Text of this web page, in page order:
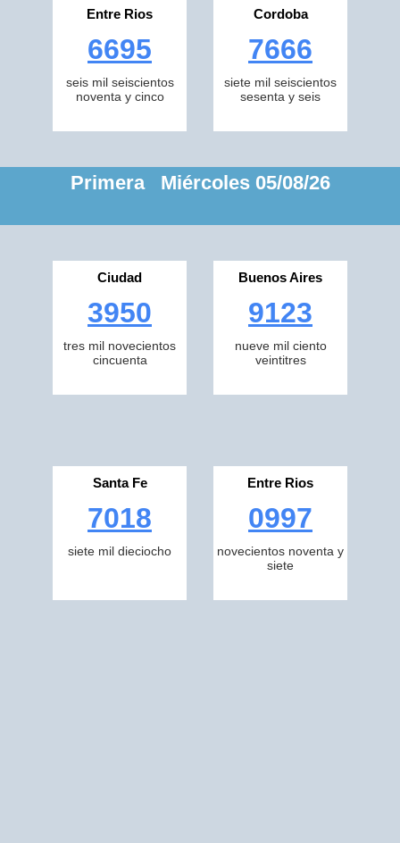
Entre Rios
6695
seis mil seiscientos
noventa y cinco
Cordoba
7666
siete mil seiscientos
sesenta y seis
Primera Miércoles 05/08/26
Ciudad
3950
tres mil novecientos
cincuenta
Buenos Aires
9123
nueve mil ciento
veintitres
Santa Fe
7018
siete mil dieciocho
Entre Rios
0997
novecientos noventa y
siete